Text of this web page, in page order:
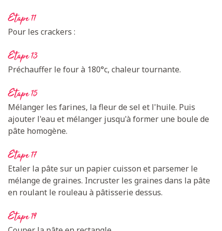
Etape 11
Pour les crackers :
Etape 13
Préchauffer le four à 180°c, chaleur tournante.
Etape 15
Mélanger les farines, la fleur de sel et l'huile. Puis
ajouter l'eau et mélanger jusqu'à former une boule de
pâte homogène.
Etape 17
Etaler la pâte sur un papier cuisson et parsemer le
mélange de graines. Incruster les graines dans la pâte
en roulant le rouleau à pâtisserie dessus.
Etape 19